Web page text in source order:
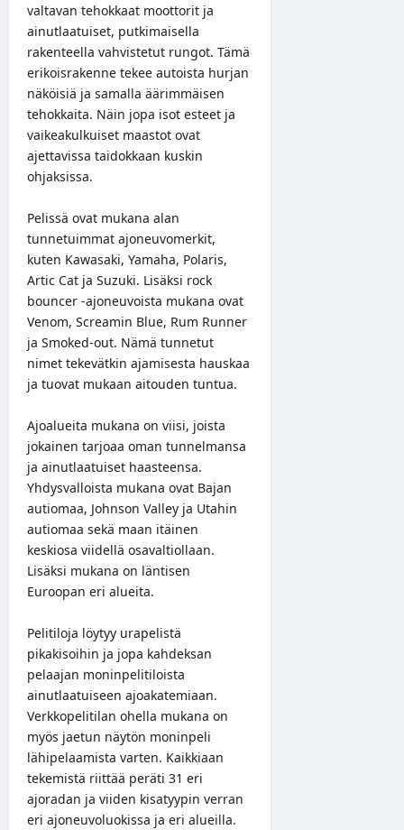
valtavan tehokkaat moottorit ja
ainutlaatuiset, putkimaisella
rakenteella vahvistetut rungot. Tämä
erikoisrakenne tekee autoista hurjan
näköisiä ja samalla äärimmäisen
tehokkaita. Näin jopa isot esteet ja
vaikeakulkuiset maastot ovat
ajettavissa taidokkaan kuskin
ohjaksissa.
Pelissä ovat mukana alan
tunnetuimmat ajoneuvomerkit,
kuten Kawasaki, Yamaha, Polaris,
Artic Cat ja Suzuki. Lisäksi rock
bouncer -ajoneuvoista mukana ovat
Venom, Screamin Blue, Rum Runner
ja Smoked-out. Nämä tunnetut
nimet tekevätkin ajamisesta hauskaa
ja tuovat mukaan aitouden tuntua.
Ajoalueita mukana on viisi, joista
jokainen tarjoaa oman tunnelmansa
ja ainutlaatuiset haasteensa.
Yhdysvalloista mukana ovat Bajan
autiomaa, Johnson Valley ja Utahin
autiomaa sekä maan itäinen
keskiosa viidellä osavaltiollaan.
Lisäksi mukana on läntisen
Euroopan eri alueita.
Pelitiloja löytyy urapelistä
pikakisoihin ja jopa kahdeksan
pelaajan moninpelitiloista
ainutlaatuiseen ajoakatemiaan.
Verkkopelitilan ohella mukana on
myös jaetun näytön moninpeli
lähipelaamista varten. Kaikkiaan
tekemistä riittää peräti 31 eri
ajoradan ja viiden kisatyypin verran
eri ajoneuvoluokissa ja eri alueilla.